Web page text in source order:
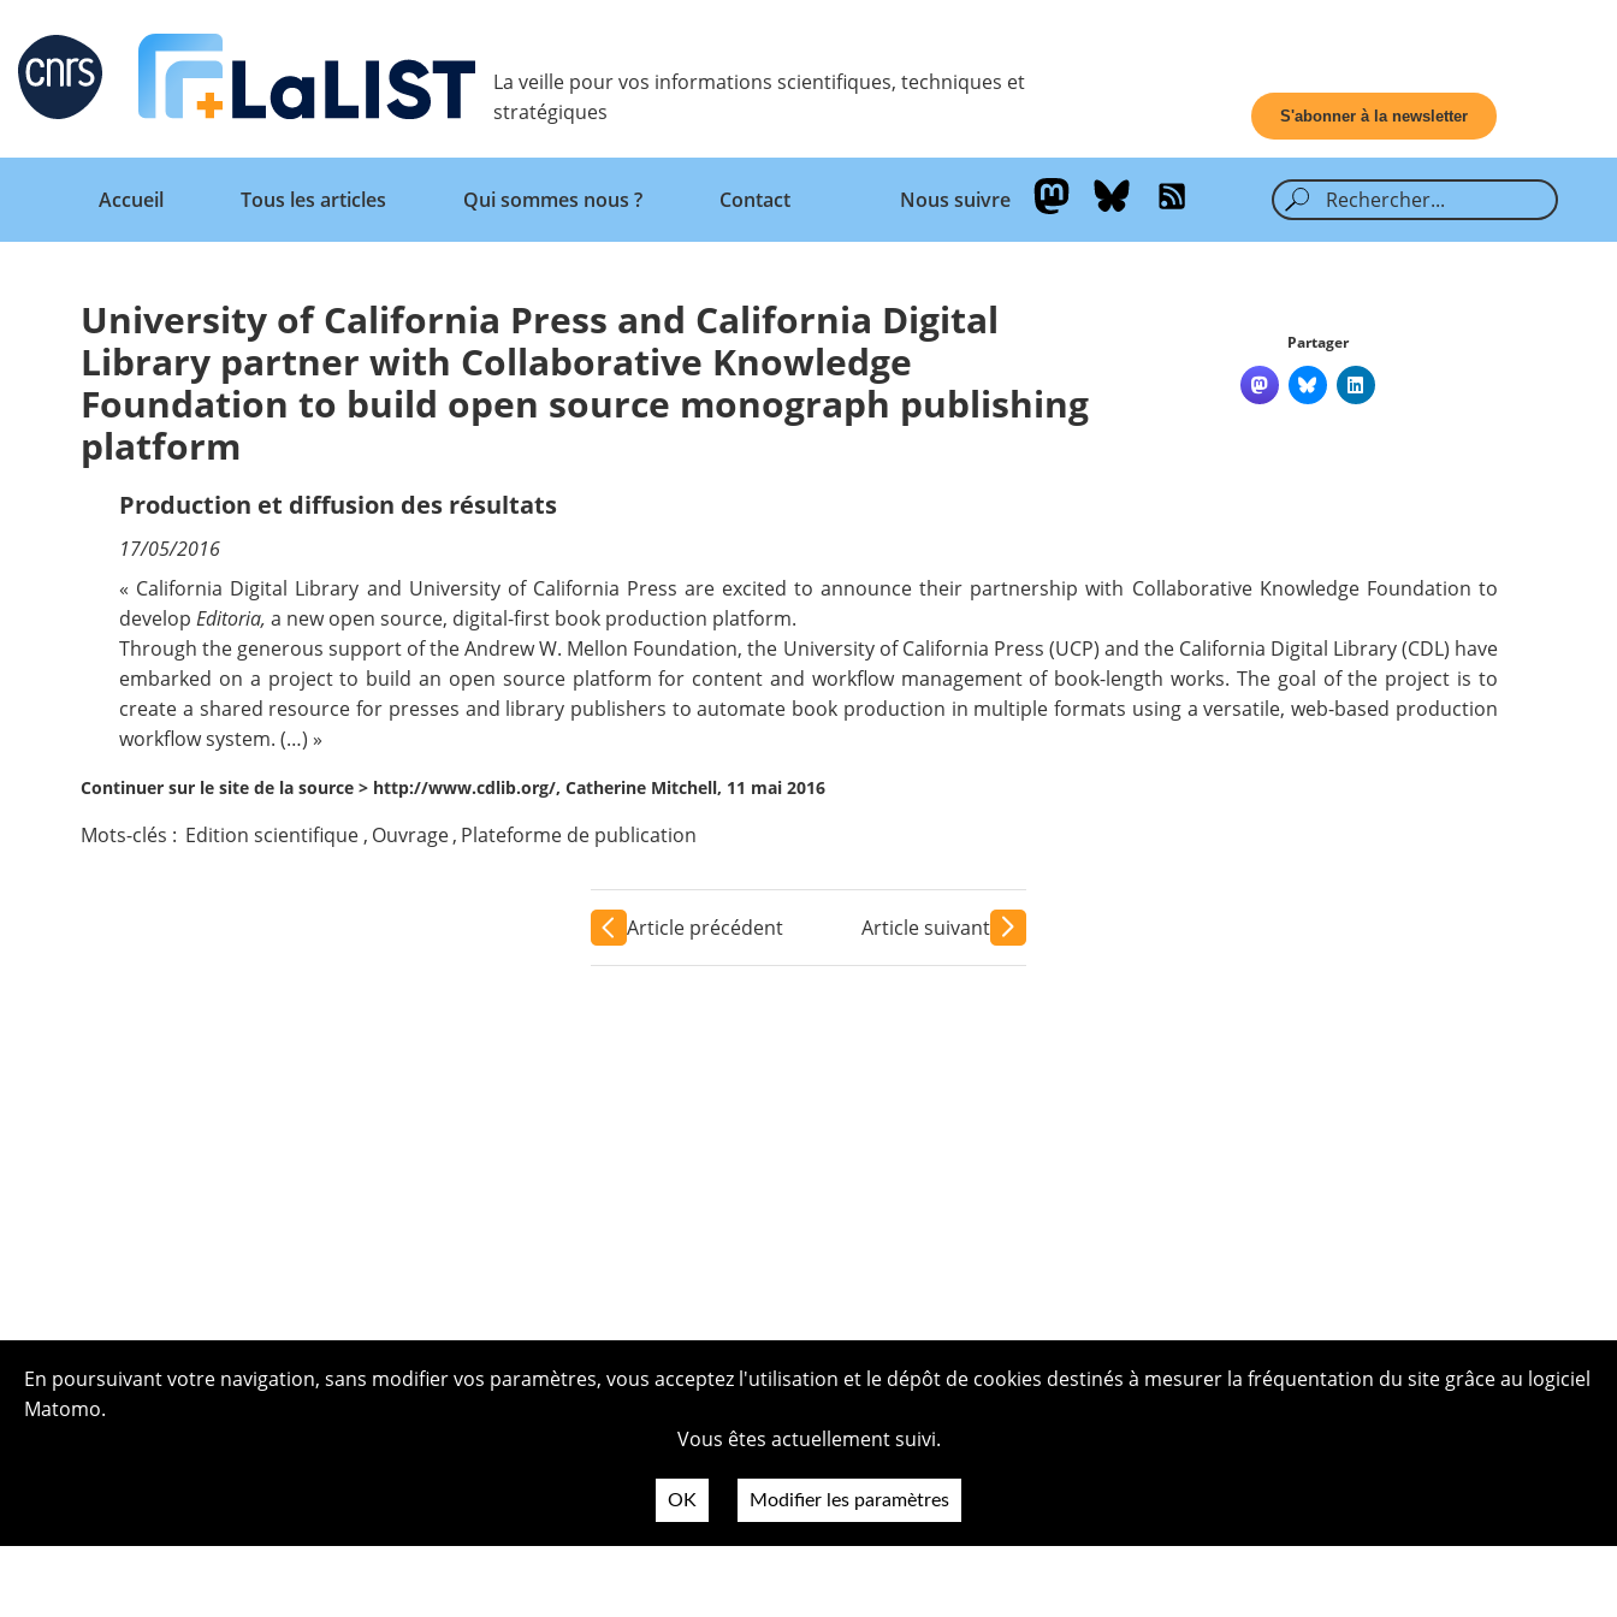
Retour
Accueil
Tous les articles
Qui sommes nous ?
Nous suivre
La veille pour vos informations scientifiques, techniques et
stratégiques
S'abonner à la newsletter
Retour
Accueil
Tous les articles Qui sommes nous ? Contact Nous suivre
University of California Press and California Digital
Library partner with Collaborative Knowledge
Foundation to build open source monograph publishing
platform
Partager
Production et diffusion des résultats
17/05/2016
« California Digital Library and University of California Press are excited to announce their partnership with Collaborative Knowledge Foundation to
developEditoria, a new open source, digital-first book production platform.
Through the generous support of theAndrew W. Mellon Foundation, the University of California Press (UCP) and the California Digital Library (CDL) have
embarked on a project to build an open source platform for content and workflow management of book-length works. The goal of the project is to
create a shared resource for presses and library publishers to automate book production in multiple formats using a versatile, web-based production
workflow system. (…) »
Continuer sur le site de la source > http://www.cdlib.org/, Catherine Mitchell, 11 mai 2016
Mots-clés : Edition scientifique , Ouvrage, Plateforme de publication
Article précédent Article suivant
En poursuivant votre navigation, sans modifier vos paramètres, vous acceptez l'utilisation et le dépôt de cookies destinés à mesurer la fréquentation du site grâce au logiciel
Matomo.
Vous êtes actuellement suivi.
OK Modifier les paramètres